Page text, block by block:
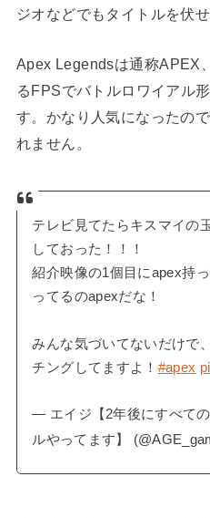
ジオなどでもタイトルを伏
Apex Legendsは通称APEX
るFPSでバトルロワイアル
す。かなり人気になったの
れません。
テレビ見てたらキスマイの
しておった！！！
紹介映像の1個目にapex持
ってるのapexだな！
みんな気づいてないだけで
チングしてますよ！ #apex
— エイジ【2年後にすべて
ルやってます】